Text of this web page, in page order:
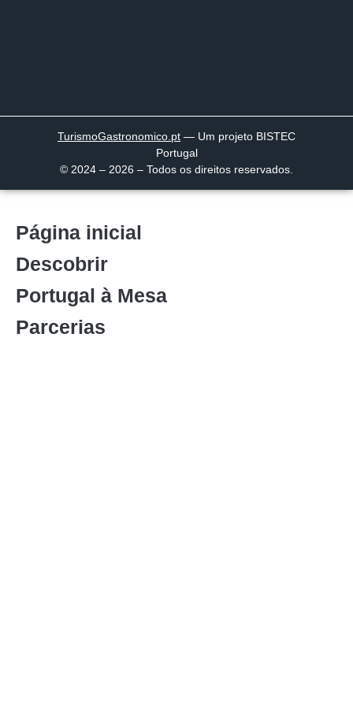
TurismoGastronomico .pt — Um projeto BISTEC
Portugal
© 2024 – 2026 – Todos os direitos reservados.
Página inicial
Descobrir
Portugal à Mesa
Parcerias